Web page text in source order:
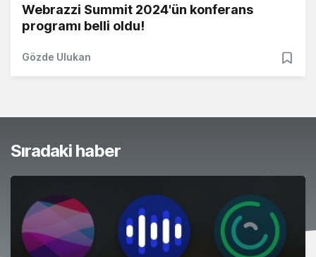
Webrazzi Summit 2024'ün konferans
programı belli oldu!
Gözde Ulukan
Sıradaki haber